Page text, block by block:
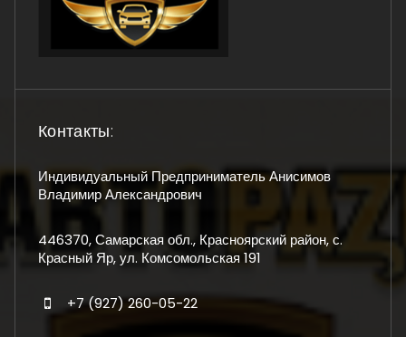
Контакты:
Индивидуальный Предприниматель Анисимов
Владимир Александрович
446370, Самарская обл., Красноярский район, с.
Красный Яр, ул. Комсомольская 191
+7 (927) 260-05-22